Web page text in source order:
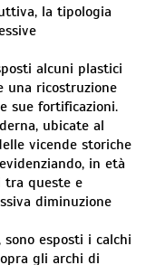
la tipologia
alcuni plastici
una ricostruzione
sue fortificazioni.
ubicate al
vicende storiche
in età
tra queste e
diminuzione
esposti i calchi
gli archi di